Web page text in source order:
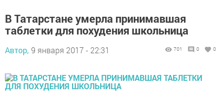
В Татарстане умерла принимавшая
таблетки для похудения школьница
Автор, 9 января 2017 - 22:31 701 0 0